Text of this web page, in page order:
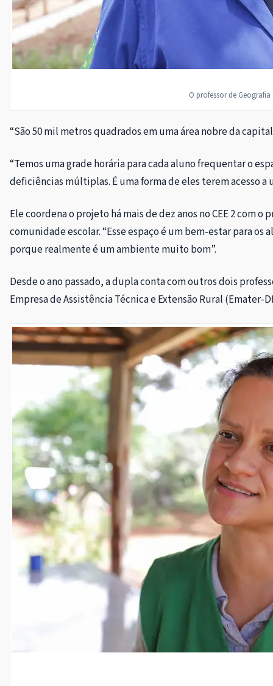
O professor de
“São 50 mil metros quadrados em uma área nobre da
“Temos uma grade horária para cada aluno frequentar o
deficiências múltiplas. É uma forma de eles terem acesso
Ele coordena o projeto há mais de dez anos no CEE 2 com
comunidade escolar. “Esse espaço é um bem-estar para
porque realmente é um ambiente muito bom”.
Desde o ano passado, a dupla conta com outros dois
Empresa de Assistência Técnica e Extensão Rural